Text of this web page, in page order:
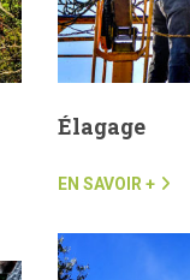
Élagage
EN SAVOIR +